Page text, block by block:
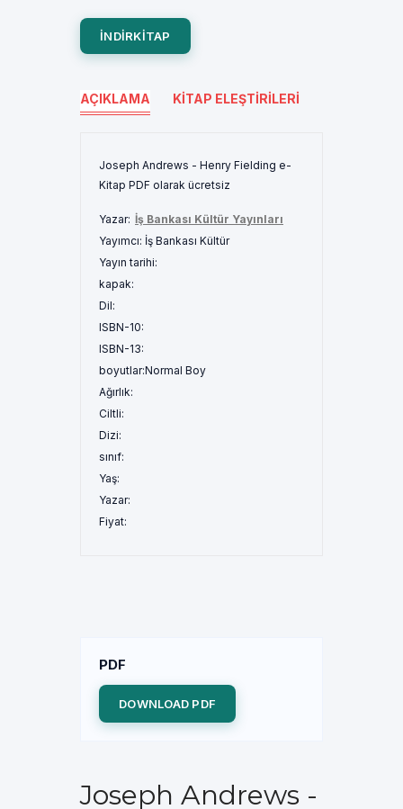
INDIRKITAP
AÇIKLAMA KITAP ELEŞTIRILERI
Joseph Andrews - Henry Fielding e-
Kitap PDF olarak ücretsiz
Yazar: İş Bankası Kültür Yayınları
Yayımcı: İş Bankası Kültür
Yayın tarihi:
kapak:
Dil:
ISBN-10:
ISBN-13:
boyutlar:Normal Boy
Ağırlık:
Ciltli:
Dizi:
sınıf:
Yaş:
Yazar:
Fiyat:
PDF
DOWNLOAD PDF
Joseph Andrews -